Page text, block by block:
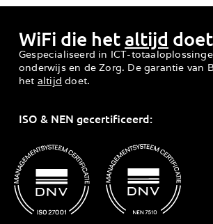
WiFi die het altijd
Gespecialiseerd in ICT-
onderwijs en de Zorg. De garantie van
het altijd doet.
ISO & NEN gecertificeerd: